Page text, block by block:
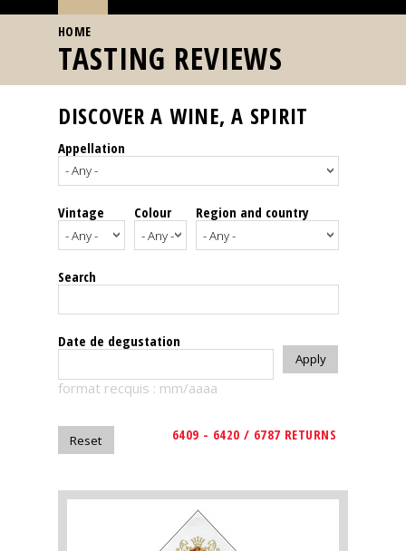
Home
Our
events
Spirits
Tasting
reviews
The
magazine
Magazine
YOU ARE HERE
HOME
TASTING REVIEWS
DISCOVER A WINE, A SPIRIT
Appellation
Vintage Colour Region and country
Search
Date de degustation
format recquis : mm/aaaa
6409 - 6420 / 6787 RETURNS